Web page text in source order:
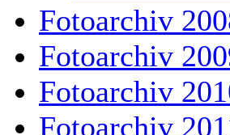
Fotoarchiv
Fotoarchiv
Fotoarchiv
Fotoarchiv